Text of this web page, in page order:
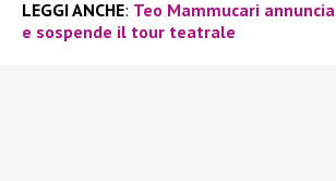
LEGGI ANCHE: Teo Mammucari
e sospende il tour teatrale